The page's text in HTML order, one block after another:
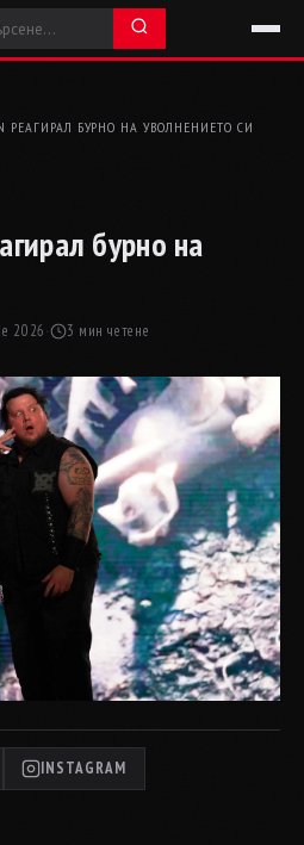
РЕАГИРАЛ БУРНО НА УВОЛНЕНИЕТО СИ
бурно на
2026· 3 мин четене
INSTAGRAM